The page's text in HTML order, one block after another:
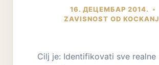
16. ДЕЦЕМБАР 2014.
ZAVISNOST OD
Cilj je: Identifikovati sve realne